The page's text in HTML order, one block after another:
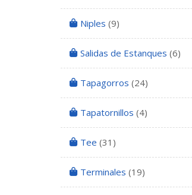
Niples (9)
Salidas de Estanques (6)
Tapagorros (24)
Tapatornillos (4)
Tee (31)
Terminales (19)